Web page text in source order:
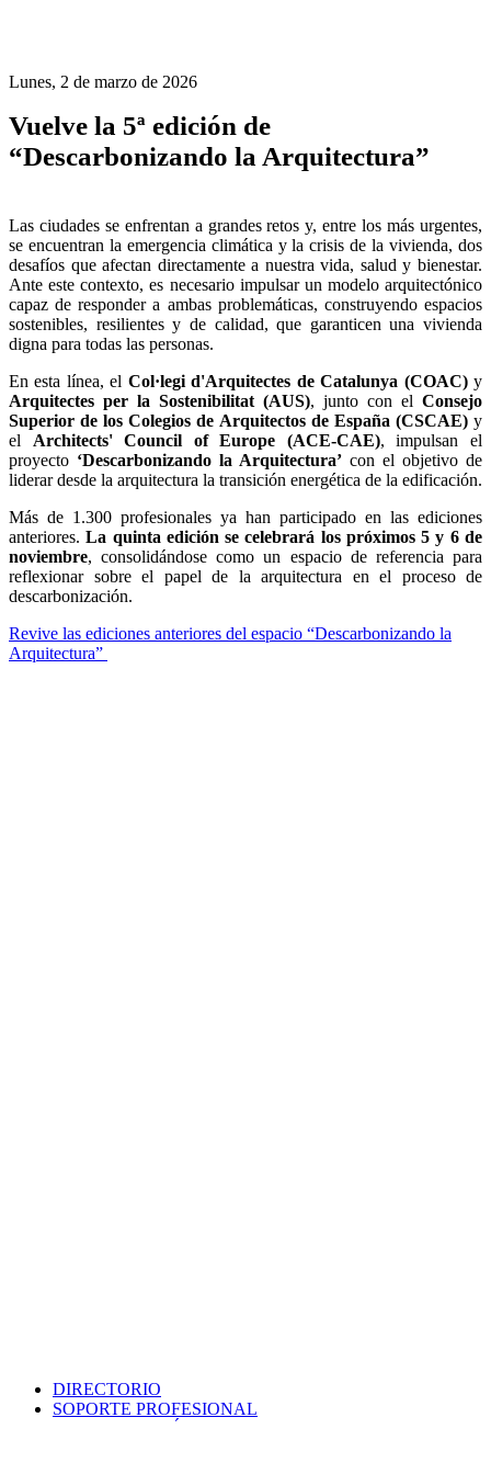
Lunes, 2 de marzo de 2026
Vuelve la 5ª edición de
“Descarbonizando la Arquitectura”
Las ciudades se enfrentan a grandes retos y, entre los más urgentes,
se encuentran la emergencia climática y la crisis de la vivienda, dos
desafíos que afectan directamente a nuestra vida, salud y bienestar.
Ante este contexto, es necesario impulsar un modelo arquitectónico
capaz de responder a ambas problemáticas, construyendo espacios
sostenibles, resilientes y de calidad, que garanticen una vivienda
digna para todas las personas.
En esta línea, el Col·legi d'Arquitectes de Catalunya (COAC)y
Arquitectes per la Sostenibilitat (AUS), junto con el Consejo
Superior de los Colegios de Arquitectos de España (CSCAE)y
el Architects' Council of Europe (ACE-CAE), impulsan el
proyecto ‘Descarbonizando la Arquitectura’ con el objetivo de
liderar desde la arquitectura la transición energética de la edificación.
Más de 1.300 profesionales ya han participado en las ediciones
anteriores.La quinta edición se celebrará los próximos 5 y 6 de
noviembre, consolidándose como un espacio de referencia para
reflexionar sobre el papel de la arquitectura en el proceso de
descarbonización.
Revive las ediciones anteriores del espacio “Descarbonizando la
Arquitectura”
DIRECTORIO
SOPORTE PROFESIONAL